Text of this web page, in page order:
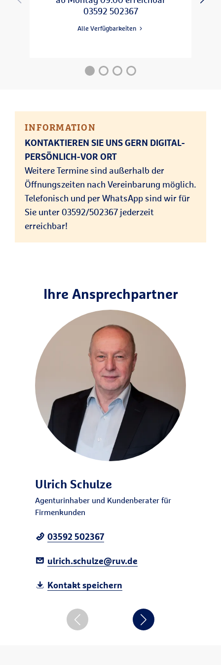
03592 502367
Alle Verfügbarkeiten
INFORMATION
KONTAKTIEREN SIE UNS GERN DIGITAL-
PERSÖNLICH-VOR ORT
Weitere Termine sind außerhalb der
Öffnungszeiten nach Vereinbarung möglich.
Telefonisch und per WhatsApp sind wir für
Sie unter 03592/502367 jederzeit
erreichbar!
Ihre Ansprechpartner
Ulrich Schulze
Agenturinhaber und Kundenberater für
Firmenkunden
03592 502367
ulrich.schulze@ruv.de
Kontakt speichern